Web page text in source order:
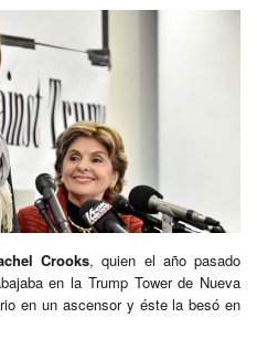
Crooks, quien el año pasado
en la Trump Tower de Nueva
en un ascensor y éste la besó en